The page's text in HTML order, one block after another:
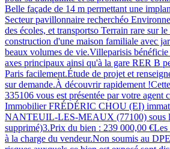
Belle façade de 14 m permettant une
Secteur pavillonnaire recherchéo
des écoles, et transportso Terrain rare sur
construction d'une maison familiale avec
beaux volumes de vie.Villeparisis
axes principaux ainsi qu'à la gare RER B
Paris facilement.Étude de projet et
sur demande.À découvrir rapidement
335106 vous est présentée par votre agent
Immobilier FRÉDÉRIC CHOU (EI)
NANTEUIL-LES-MEAUX (77100) sous
supprimé)3.Prix du bien : 239 000,00 €Les
à la charge du vendeur.Non soumis au